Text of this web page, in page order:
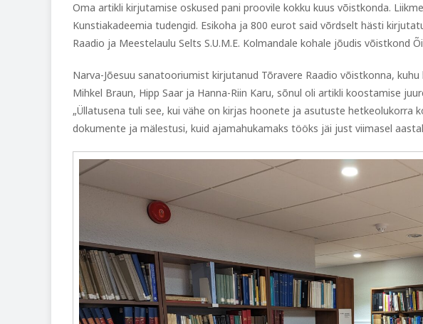
Oma artikli kirjutamise oskused pani proovile kokku kuus võistkonda.
Kunstiakadeemia tudengid. Esikoha ja 800 eurot said võrdselt hästi
Raadio ja Meestelaulu Selts S.U.M.E. Kolmandale kohale jõudis võistkond
Narva-Jõesuu sanatooriumist kirjutanud Tõravere Raadio võistkonna,
Mihkel Braun, Hipp Saar ja Hanna-Riin Karu, sõnul oli artikli koostamise
„Üllatusena tuli see, kui vähe on kirjas hoonete ja asutuste hetkeolukorra
dokumente ja mälestusi, kuid ajamahukamaks tööks jäi just viimasel